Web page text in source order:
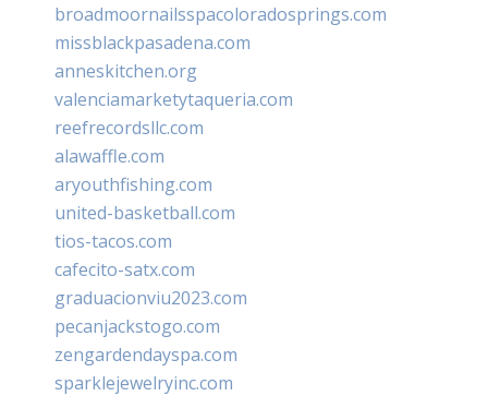
broadmoornailsspacoloradosprings.com
missblackpasadena.com
anneskitchen.org
valenciamarketytaqueria.com
reefrecordsllc.com
alawaffle.com
aryouthfishing.com
united-basketball.com
tios-tacos.com
cafecito-satx.com
graduacionviu2023.com
pecanjackstogo.com
zengardendayspa.com
sparklejewelryinc.com